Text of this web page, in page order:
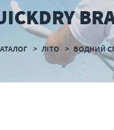
ЛІТО ВОДНИЙ